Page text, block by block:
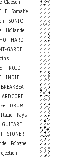
Clacson
Somalie
SONIC
Hollande
HARD
GARDE
FROID
INDIE
BREAKBEAT
DRUM
Italie
Pays-
GUITARE
STONER
Pologne